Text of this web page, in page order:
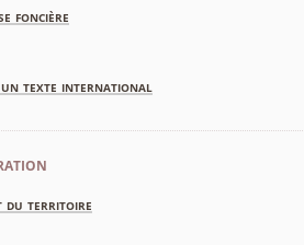
foncière
texte international
du territoire